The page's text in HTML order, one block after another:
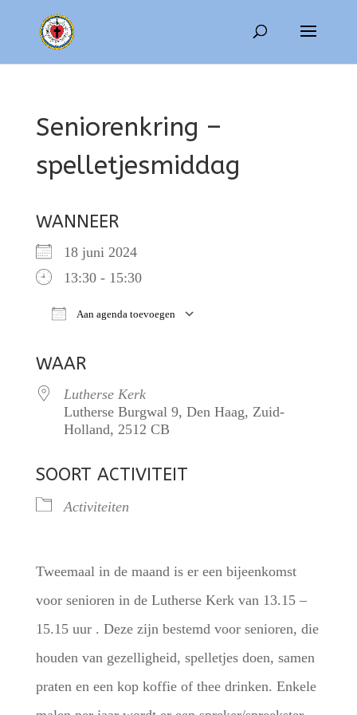
Seniorenkring –
spelletjesmiddag
WANNEER
18 juni 2024
13:30 - 15:30
Aan agenda toevoegen
WAAR
Lutherse Kerk
Lutherse Burgwal 9, Den Haag, Zuid-
Holland, 2512 CB
SOORT ACTIVITEIT
Activiteiten
Tweemaal in de maand is er een bijeenkomst
voor senioren in de Lutherse Kerk van 13.15 –
15.15 uur . Deze zijn bestemd voor senioren, die
houden van gezelligheid, spelletjes doen, samen
praten en een kop koffie of thee drinken. Enkele